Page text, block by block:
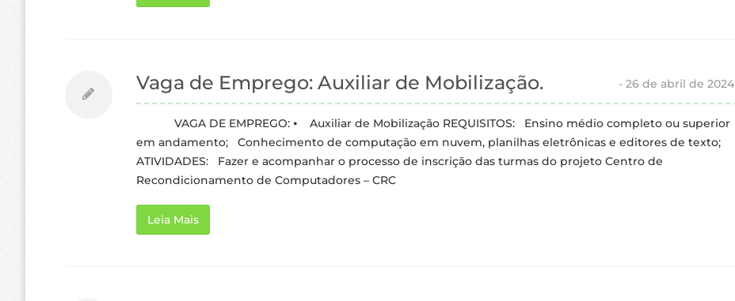
Vaga de Emprego: Auxiliar de Mobilização. - 26 de abril de 2024
VAGA DE EMPREGO: ⦁ Auxiliar de Mobilização REQUISITOS: Ensino médio completo ou superior
em andamento; Conhecimento de computação em nuvem, planilhas eletrônicas e editores de texto;
ATIVIDADES: Fazer e acompanhar o processo de inscrição das turmas do projeto Centro de
Recondicionamento de Computadores – CRC
Leia Mais